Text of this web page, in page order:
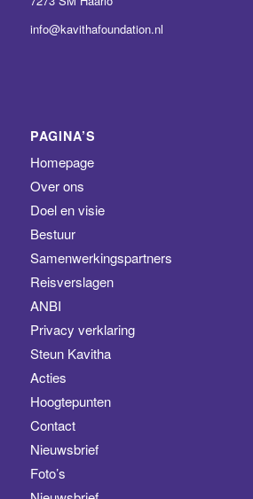
info@kavithafoundation.nl
PAGINA’S
Homepage
Over ons
Doel en visie
Bestuur
Samenwerkingspartners
Reisverslagen
ANBI
Privacy verklaring
Steun Kavitha
Acties
Hoogtepunten
Contact
Nieuwsbrief
Foto’s